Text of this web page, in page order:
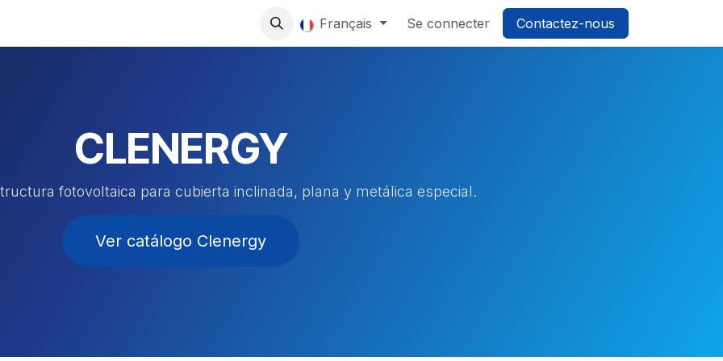
TRAVAILLEZ AVEC NOUS 0
Français Se connecter Contactez-nous
CLENERGY
fotovoltaica para cubierta inclinada, plana y metálica especial.
Ver catálogo Clenergy